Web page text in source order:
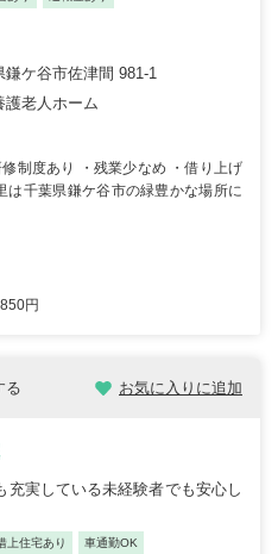
鎌ケ谷市佐津間 981-1
護老人ホーム
制度あり ・残業少なめ ・借り上げ
は千葉県鎌ケ谷市の緑豊かな場所に
円
る お気に入りに追加
充実している未経験者でも安心し
上住宅あり 車通勤OK